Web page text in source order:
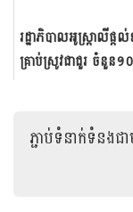
រដ្ឋាភិបាលអូស្រ្តាលីផ្
គ្រាប់ស្រូវជាជួរ ចំនួន១
ភ្ជាប់ទំនាក់ទំនង